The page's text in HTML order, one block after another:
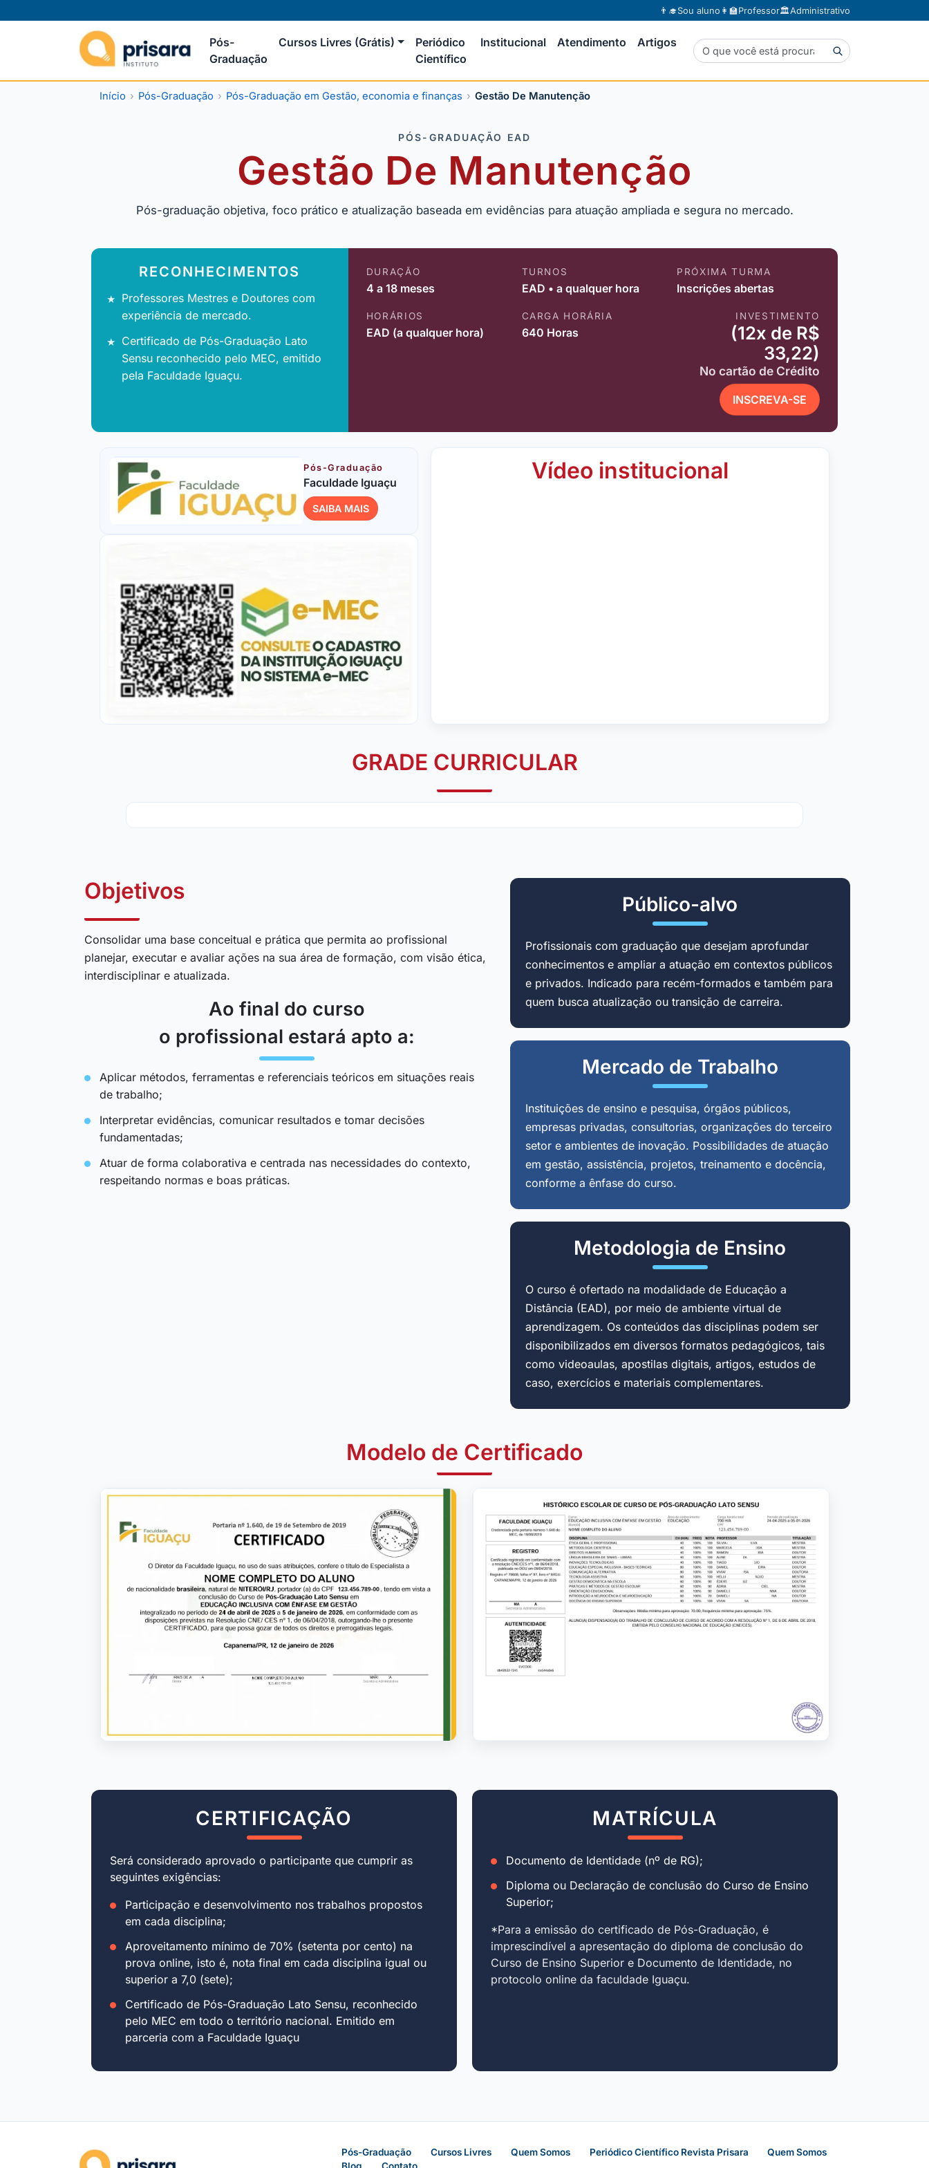
👨‍🎓Sou aluno 👩‍🏫Professor🏛️Administrativo
Pós-
Graduação
Cursos Livres (Grátis)
Periódico
Científico
Institucional Atendimento Artigos
Início Pós-Graduação Pós-Graduação em Gestão, economia e finanças Gestão De Manutenção
PÓS-GRADUAÇÃO EAD
Gestão De Manutenção
Pós-graduação objetiva, foco prático e atualização baseada em evidências para atuação ampliada e segura no mercado.
RECONHECIMENTOS
Professores Mestres e Doutores com
experiência de mercado.
Certificado de Pós-Graduação Lato
Sensu reconhecido pelo MEC, emitido
pela Faculdade Iguaçu.
DURAÇÃO
4 a 18 meses
TURNOS
EAD • a qualquer hora
PRÓXIMA TURMA
Inscrições abertas
HORÁRIOS
EAD (a qualquer hora)
CARGA HORÁRIA
640 Horas
INVESTIMENTO
(12x de R$
33,22)
No cartão de Crédito
INSCREVA-SE
Pós-Graduação
Faculdade Iguaçu
SAIBA MAIS
Vídeo institucional
GRADE CURRICULAR
Objetivos
Consolidar uma base conceitual e prática que permita ao profissional
planejar, executar e avaliar ações na sua área de formação, com visão ética,
interdisciplinar e atualizada.
Ao final do curso
o profissional estará apto a:
Aplicar métodos, ferramentas e referenciais teóricos em situações reais
de trabalho;
Interpretar evidências, comunicar resultados e tomar decisões
fundamentadas;
Atuar de forma colaborativa e centrada nas necessidades do contexto,
respeitando normas e boas práticas.
Público-alvo
Profissionais com graduação que desejam aprofundar
conhecimentos e ampliar a atuação em contextos públicos
e privados. Indicado para recém-formados e também para
quem busca atualização ou transição de carreira.
Mercado de Trabalho
Instituições de ensino e pesquisa, órgãos públicos,
empresas privadas, consultorias, organizações do terceiro
setor e ambientes de inovação. Possibilidades de atuação
em gestão, assistência, projetos, treinamento e docência,
conforme a ênfase do curso.
Metodologia de Ensino
O curso é ofertado na modalidade de Educação a
Distância (EAD), por meio de ambiente virtual de
aprendizagem. Os conteúdos das disciplinas podem ser
disponibilizados em diversos formatos pedagógicos, tais
como videoaulas, apostilas digitais, artigos, estudos de
caso, exercícios e materiais complementares.
Modelo de Certificado
CERTIFICAÇÃO
Será considerado aprovado o participante que cumprir as
seguintes exigências:
Participação e desenvolvimento nos trabalhos propostos
em cada disciplina;
Aproveitamento mínimo de 70% (setenta por cento) na
prova online, isto é, nota final em cada disciplina igual ou
superior a 7,0 (sete);
Certificado de Pós-Graduação Lato Sensu, reconhecido
pelo MEC em todo o território nacional. Emitido em
parceria com a Faculdade Iguaçu
MATRÍCULA
Documento de Identidade (nº de RG);
Diploma ou Declaração de conclusão do Curso de Ensino
Superior;
*Para a emissão do certificado de Pós-Graduação, é
imprescindível a apresentação do diploma de conclusão do
Curso de Ensino Superior e Documento de Identidade, no
protocolo online da faculdade Iguaçu.
Pós-Graduação Cursos Livres Quem Somos Periódico Científico Revista Prisara
Quem Somos